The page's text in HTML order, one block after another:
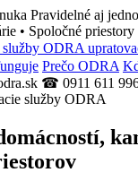
Pravidelné aj
• Spoločné priestory
ODRA
Prečo ODRA
☎ 0911 611
služby ODRA